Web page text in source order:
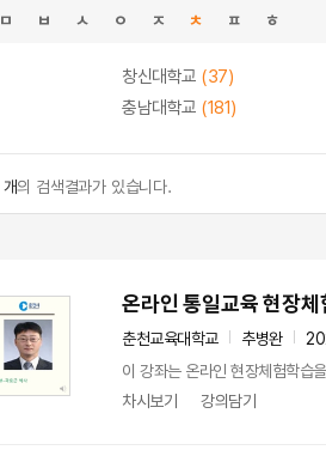
ㅁ ㅂ ㅅ ㅇ ㅈ ㅊ ㅍ ㅎ
창신대학교 (37)
충남대학교 (181)
개의 검색결과가 있습니다.
온라인 통일교육 현장체
춘천교육대학교 추병완
이 강좌는 온라인 현장체험학습
차시보기
강의담기